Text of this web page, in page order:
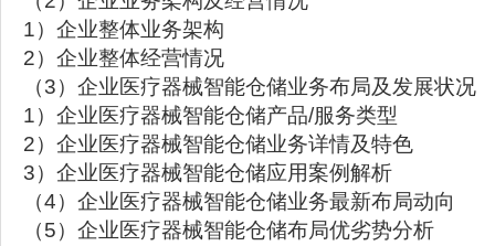
1）企业整体业务架构
2）企业整体经营情况
（3）企业医疗器械智能仓储业务布局及发展状况
1）企业医疗器械智能仓储产品/服务类型
2）企业医疗器械智能仓储业务详情及特色
3）企业医疗器械智能仓储应用案例解析
（4）企业医疗器械智能仓储业务最新布局动向
（5）企业医疗器械智能仓储布局优劣势分析